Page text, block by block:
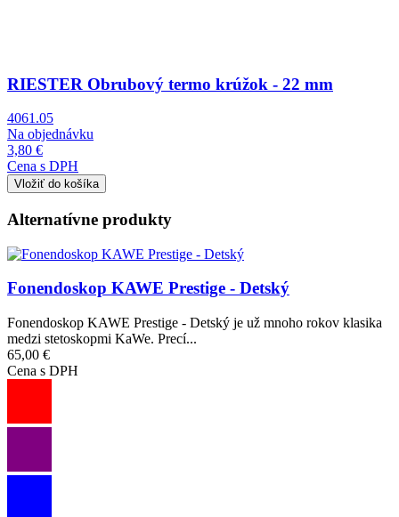
RIESTER Obrubový termo krúžok - 22 mm
4061.05
Na objednávku
3,80 €
Cena s DPH
Alternatívne produkty
Obrázok
Fonendoskop KAWE Prestige - Detský
Fonendoskop KAWE Prestige - Detský je už mnoho rokov klasika
medzi stetoskopmi KaWe. Precí...
65,00 €
Cena s DPH